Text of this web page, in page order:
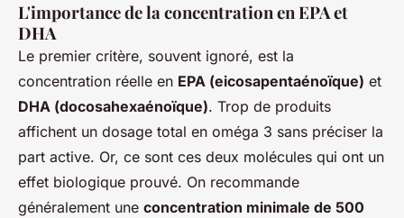
L'importance de la concentration en EPA et
DHA
Le premier critère, souvent ignoré, est la
concentration réelle en EPA (eicosapentaénoïque) et
DHA (docosahexaénoïque). Trop de produits
affichent un dosage total en oméga 3 sans préciser la
part active. Or, ce sont ces deux molécules qui ont un
effet biologique prouvé. On recommande
généralement une concentration minimale de 500